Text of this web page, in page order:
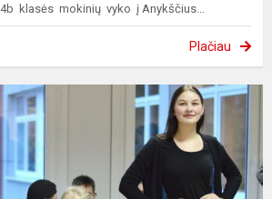
klasės mokinių vyko į Anykščius...
Plačiau